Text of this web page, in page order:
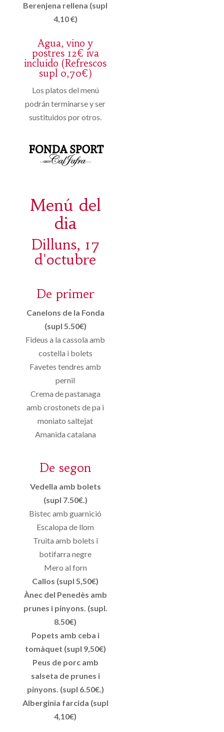
Berenjena rellena (supl
4,10 €)
Agua, vino y
postres 12€ iva
incluído (Refrescos
supl 0,70€)
Los platos del menú
podrán terminarse y ser
sustituidos por otros.
Menú del
dia
Dilluns, 17
d'octubre
De primer
Canelons de la Fonda
(supl 5.50€)
Fideus a la cassola amb
costella i bolets
Favetes tendres amb
pernil
Crema de pastanaga
amb crostonets de pa i
moniato saltejat
Amanida catalana
De segon
Vedella amb bolets
(supl 7.50€.)
Bistec amb guarnició
Escalopa de llom
Truita amb bolets i
botifarra negre
Mero al forn
Callos (supl 5,50€)
Ànec del Penedès amb
prunes i pinyons. (supl.
8.50€)
Popets amb ceba i
tomàquet (supl 9,50€)
Peus de porc amb
salseta de prunes i
pinyons. (supl 6.50€.)
Alberginia farcida (supl
4,10€)